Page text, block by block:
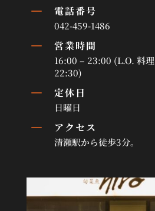
K 電話番号
042-459-1486
K 営業時間
16:00 – 23:00 (L.O. 料
22:30)
K 定休日
日曜日
K アクセス
清瀬駅から徒歩3分。